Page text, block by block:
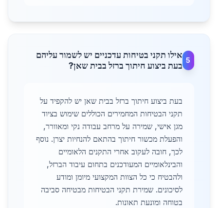
5
אילו תקני בטיחות עדכניים יש לשמור עליהם
בעת ביצוע חיתוך ברזל בבית שאן?
בעת ביצוע חיתוך ברזל בבית שאן יש להקפיד על
תקני הבטיחות המחמירים הכוללים שימוש בציוד
מגן אישי, שמירה על מרחב עבודה נקי ומאוורר,
והפעלת מכשור חיתוך בהתאם להנחיות יצרן. נוסף
לכך, חובה לעקוב אחרי התקנים הלאומיים
והבינלאומיים המעודכנים בתחום עיבוד הברזל,
ולהבטיח כי כל הצוות המקצועי מיומן ומודע
לסיכונים. שמירת תקני הבטיחות מבטיחה סביבה
בטוחה ומונעת תאונות.